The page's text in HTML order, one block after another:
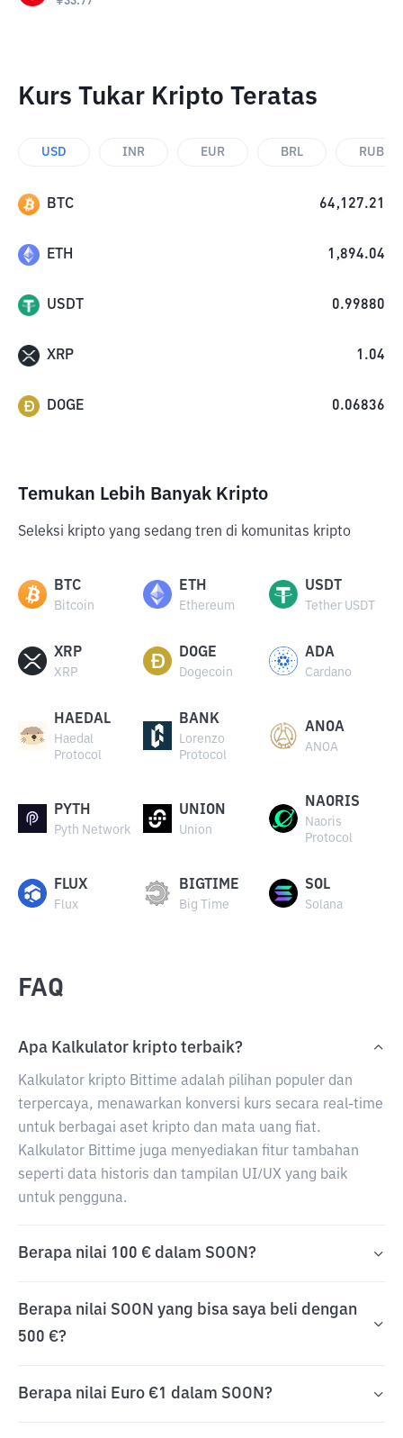
Kurs Tukar Kripto Teratas
USD INR EUR BRL RUB
BTC 64,127.21
ETH 1,894.04
USDT 0.99880
XRP 1.04
DOGE 0.06836
Temukan Lebih Banyak Kripto
Seleksi kripto yang sedang tren di komunitas kripto
BTC
Bitcoin
ETH
Ethereum
USDT
Tether USDT
XRP
XRP
DOGE
Dogecoin
ADA
Cardano
HAEDAL
Haedal
Protocol
BANK
Lorenzo
Protocol
ANOA
ANOA
PYTH
Pyth Network
UNION
Union
NAORIS
Naoris
Protocol
FLUX
Flux
BIGTIME
Big Time
SOL
Solana
FAQ
Apa Kalkulator kripto terbaik?
Kalkulator kripto Bittime adalah pilihan populer dan
terpercaya, menawarkan konversi kurs secara real-time
untuk berbagai aset kripto dan mata uang fiat.
Kalkulator Bittime juga menyediakan fitur tambahan
seperti data historis dan tampilan UI/UX yang baik
untuk pengguna.
Berapa nilai 100 € dalam SOON?
Berapa nilai SOON yang bisa saya beli dengan
500 €?
Berapa nilai Euro €1 dalam SOON?